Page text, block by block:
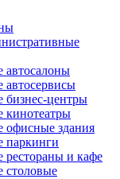
автосалоны
автосервисы
бизнес-центры
кинотеатры
офисные здания
паркинги
рестораны и кафе
столовые